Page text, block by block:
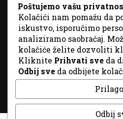
© 2026 Sva prava
Poštujemo vašu
Kolačići nam pomažu da
iskustvo, isporučimo
analiziramo saobraćaj.
kolačiće želite dozvoliti
Kliknite Prihvati sve da
Odbij sve da odbijete
Odbij